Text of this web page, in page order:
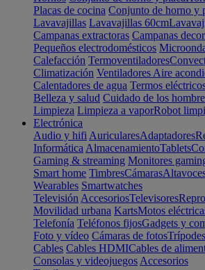
Placas de cocina Conjunto de horno y
Lavavajillas Lavavajillas 60cm
Campanas extractoras Campanas
Pequeños electrodomésticos
Calefacción Termoventiladores
Climatización Ventiladores Aire
Calentadores de agua Termos
Belleza y salud Cuidado de los
Limpieza Limpieza a vaporRobot
Electrónica
Audio y hifi AuricularesAdaptadores
Informática AlmacenamientoTablets
Gaming & streaming Monitores
Smart home TimbresCámaras
Wearables Smartwatches
Televisión AccesoriosTelevisores
Movilidad urbana KartsMotos
Telefonía Teléfonos fijosGadgets y
Foto y vídeo Cámaras de fotosTrípodes
Cables Cables HDMICables de
Consolas y videojuegos Accesorios